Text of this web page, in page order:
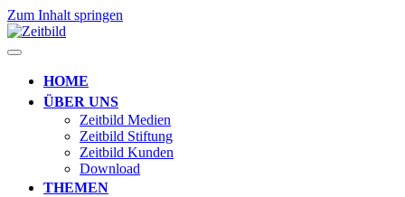
Zum Inhalt springen
HOME
ÜBER UNS
Zeitbild Medien
Zeitbild Stiftung
Zeitbild Kunden
Download
THEMEN